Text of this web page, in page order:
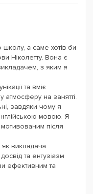
а саме хотів би
Ніколетту. Вона є
з яким я
та вміє
атмосферу на занятті.
завдяки чому я
мовою. Я
після
викладача
та ентузіазм
ефективним та